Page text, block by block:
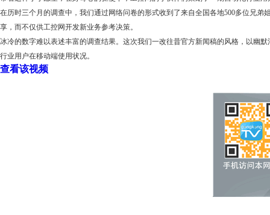
在历时三个月的调查中，我们通过网络问卷的形式收到了来自全国各地500多位兄
享，而不仅供工控网开发新业务参考决策。
冰冷的数字难以表述丰富的调查结果。这次我们一改往昔官方新闻稿的风格，以幽
行业用户在移动端使用状况。
查看该视频